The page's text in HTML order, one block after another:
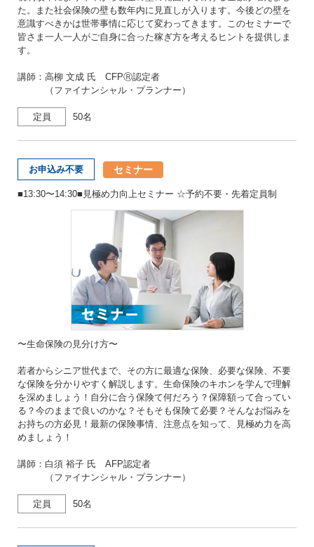
た。また社会保険の壁も数年内に見直しが入ります。今後どの壁を
意識すべきかは世帯事情に応じて変わってきます。このセミナーで
皆さま一人一人がご自身に合った稼ぎ方を考えるヒントを提供しま
す。
講師：高柳 文成 氏 CFPⓇ認定者
（ファイナンシャル・プランナー）
定員 50名
お申込み不要 セミナー
■13:30〜14:30■見極め力向上セミナー ☆予約不要・先着定員制
〜生命保険の見分け方〜
若者からシニア世代まで、その方に最適な保険、必要な保険、不要
な保険を分かりやすく解説します。生命保険のキホンを学んで理解
を深めましょう！自分に合う保険て何だろう？保障額って合ってい
る？今のままで良いのかな？そもそも保険て必要？そんなお悩みを
お持ちの方必見！最新の保険事情、注意点を知って、見極め力を高
めましょう！
講師：白須 裕子 氏 AFP認定者
（ファイナンシャル・プランナー）
定員 50名